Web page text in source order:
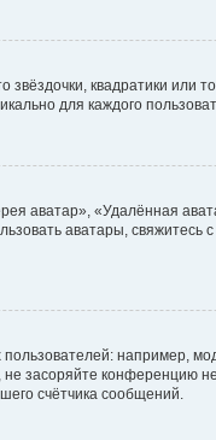
квадратики или
для каждого
аватар», «Удалённая
аватары,
например,
засоряйте конференцию
счётчика сообщений.